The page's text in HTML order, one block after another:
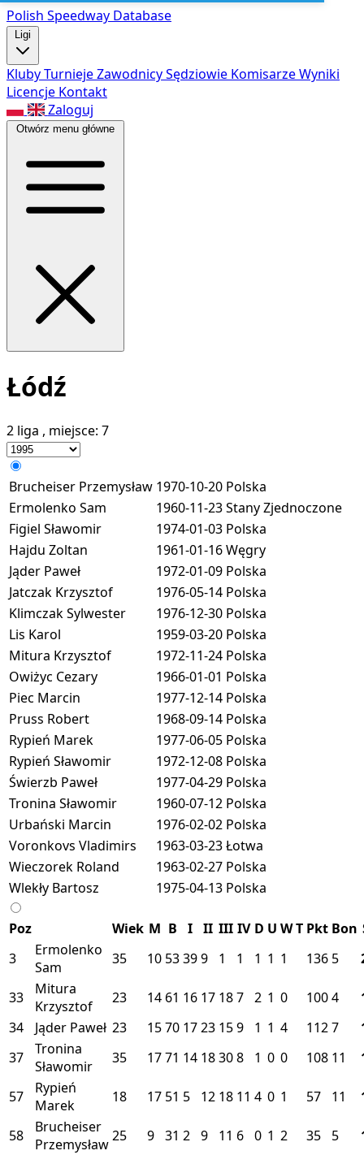
Polish Speedway Database
Ligi
KlubyTurniejeZawodnicySędziowie KomisarzeWyniki
Licencje Kontakt
Zaloguj
Otwórz menu główne
Łódź
2 liga , miejsce: 7
Brucheiser Przemysław 1970-10-20 Polska
Ermolenko Sam
1960-11-23Stany Zjednoczone
Figiel Sławomir
1974-01-03 Polska
Hajdu Zoltan
1961-01-16Węgry
Jąder Paweł
1972-01-09 Polska
Jatczak Krzysztof
1976-05-14 Polska
Klimczak Sylwester
1976-12-30 Polska
Lis Karol
1959-03-20 Polska
Mitura Krzysztof
1972-11-24 Polska
Owiżyc Cezary
1966-01-01 Polska
Piec Marcin
1977-12-14 Polska
Pruss Robert
1968-09-14 Polska
Rypień Marek
1977-06-05 Polska
Rypień Sławomir
1972-12-08 Polska
Świerzb Paweł
1977-04-29 Polska
Tronina Sławomir
1960-07-12 Polska
Urbański Marcin
1976-02-02 Polska
Voronkovs Vladimirs
1963-03-23Łotwa
Wieczorek Roland
1963-02-27 Polska
Wlekły Bartosz
1975-04-13 Polska
Poz Wiek M B I II III IV D U WT Pkt Bon
3
Ermolenko
Sam
35 10 53399 1 1 1 1 1 136 5
33
Mitura
Krzysztof
23 14 61 16 17 187 2 1 0 1004
34
Jąder Paweł 23 1570 1723 159 1 1 4 1127
37
Tronina
Sławomir
35 1771 14 18308 1 0 0 108 11
57
Rypień
Marek
18 17 51 5 12 18 11 4 0 1 57 11
58
Brucheiser
Przemysław25 9 31 2 9 11 6 0 1 2 35 5